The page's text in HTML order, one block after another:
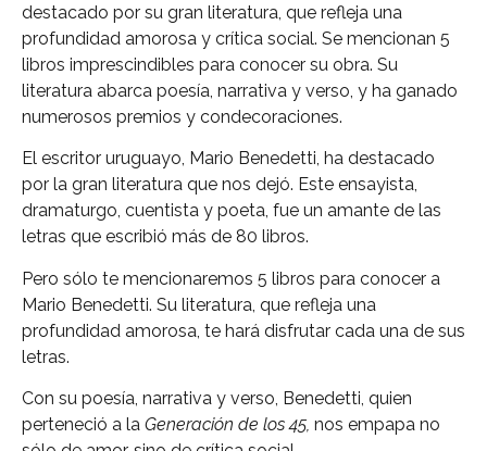
destacado por su gran literatura, que refleja una
profundidad amorosa y crítica social. Se mencionan 5
libros imprescindibles para conocer su obra. Su
literatura abarca poesía, narrativa y verso, y ha ganado
numerosos premios y condecoraciones.
El escritor uruguayo, Mario Benedetti, ha destacado
por la gran literatura que nos dejó. Este ensayista,
dramaturgo, cuentista y poeta, fue un amante de las
letras que escribió más de 80 libros.
Pero sólo te mencionaremos 5 libros para conocer a
Mario Benedetti. Su literatura, que refleja una
profundidad amorosa, te hará disfrutar cada una de sus
letras.
Con su poesía, narrativa y verso, Benedetti, quien
perteneció a la Generación de los 45, nos empapa no